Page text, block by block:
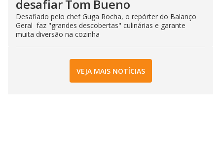
desafiar Tom Bueno
Desafiado pelo chef Guga Rocha, o repórter do Balanço
Geral faz "grandes descobertas" culinárias e garante
muita diversão na cozinha
VEJA MAIS NOTÍCIAS